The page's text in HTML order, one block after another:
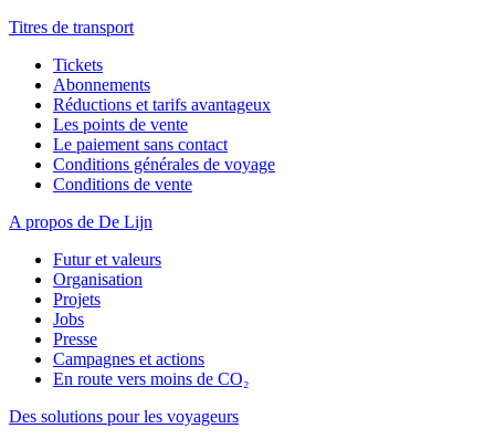
Titres de transport
Tickets
Abonnements
Réductions et tarifs avantageux
Les points de vente
Le paiement sans contact
Conditions générales de voyage
Conditions de vente
A propos de De Lijn
Futur et valeurs
Organisation
Projets
Jobs
Presse
Campagnes et actions
En route vers moins de CO₂
Des solutions pour les voyageurs